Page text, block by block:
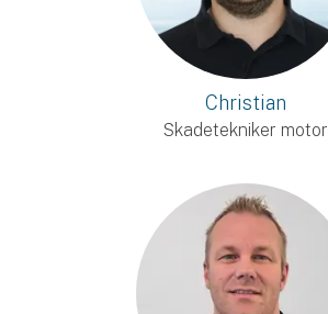
Christian
Skadetekniker motor